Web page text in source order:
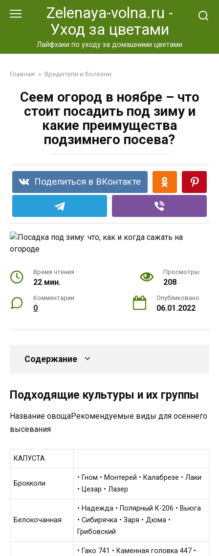
Zelenaya-volna.ru -
Уход за цветами
Лайфхаки по уходу за домашними цветами
Главная » Вредители и болезни
Сеем огород в ноябре – что
стоит посадить под зиму и
какие преимущества
подзимнего посева?
Поделиться в ВКонтакте
Время чтения
22 мин.
Просмотры
208
Комментарии
0
Опубликовано
06.01.2022
Содержание
Подходящие культуры и их группы
Название овощаРекомендуемые виды для осеннего
высевания
КАПУСТА
Брокколи
• Гном • Монтерей • Калабрезе • Лаки
• Цезар • Лазер
Белокочанная
• Надежда • Полярный К-206 • Вьюга
• Сибирячка • Заря • Дюма •
Грибовский
• Гако 741 • Каменная головка 447 •